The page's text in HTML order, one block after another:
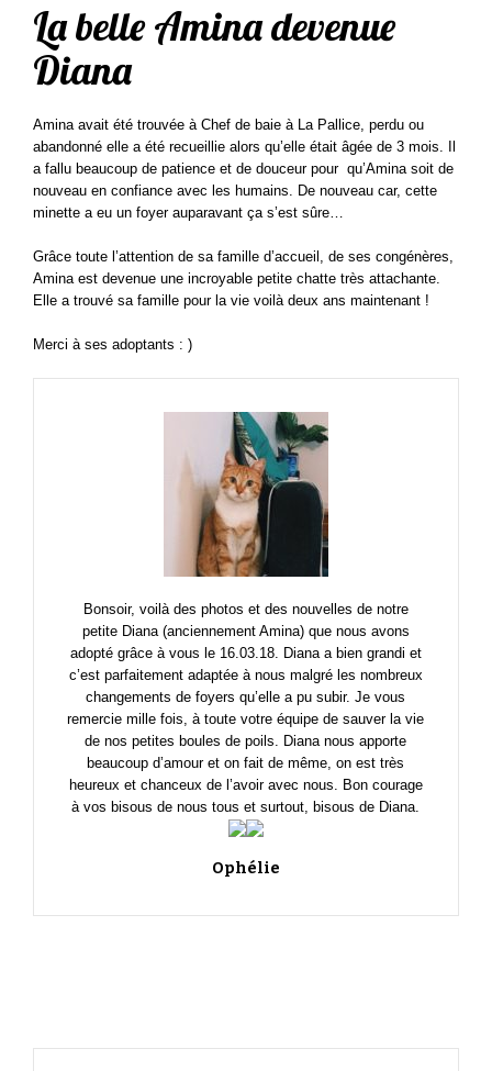
La belle Amina devenue
Diana
Amina avait été trouvée à Chef de baie à La Pallice, perdu ou
abandonné elle a été recueillie alors qu’elle était âgée de 3 mois. Il
a fallu beaucoup de patience et de douceur pour qu’Amina soit de
nouveau en confiance avec les humains. De nouveau car, cette
minette a eu un foyer auparavant ça s’est sûre…
Grâce toute l’attention de sa famille d’accueil, de ses congénères,
Amina est devenue une incroyable petite chatte très attachante.
Elle a trouvé sa famille pour la vie voilà deux ans maintenant !
Merci à ses adoptants : )
Bonsoir, voilà des photos et des nouvelles de notre
petite Diana (anciennement Amina) que nous avons
adopté grâce à vous le 16.03.18. Diana a bien grandi et
c’est parfaitement adaptée à nous malgré les nombreux
changements de foyers qu’elle a pu subir. Je vous
remercie mille fois, à toute votre équipe de sauver la vie
de nos petites boules de poils. Diana nous apporte
beaucoup d’amour et on fait de même, on est très
heureux et chanceux de l’avoir avec nous. Bon courage
à vos bisous de nous tous et surtout, bisous de Diana.
Ophélie